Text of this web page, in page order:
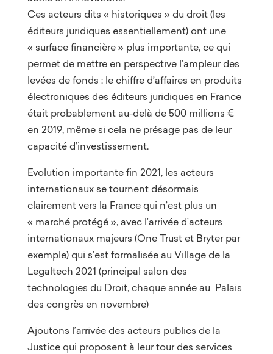
Ces acteurs dits « historiques » du droit (les
éditeurs juridiques essentiellement) ont une
« surface financière » plus importante, ce qui
permet de mettre en perspective l’ampleur des
levées de fonds : le chiffre d’affaires en produits
électroniques des éditeurs juridiques en France
était probablement au-delà de 500 millions €
en 2019, même si cela ne présage pas de leur
capacité d’investissement.
Evolution importante fin 2021, les acteurs
internationaux se tournent désormais
clairement vers la France qui n’est plus un
« marché protégé », avec l’arrivée d’acteurs
internationaux majeurs (One Trust et Bryter par
exemple) qui s’est formalisée au Village de la
Legaltech 2021 (principal salon des
technologies du Droit, chaque année au Palais
des congrès en novembre)
Ajoutons l’arrivée des acteurs publics de la
Justice qui proposent à leur tour des services